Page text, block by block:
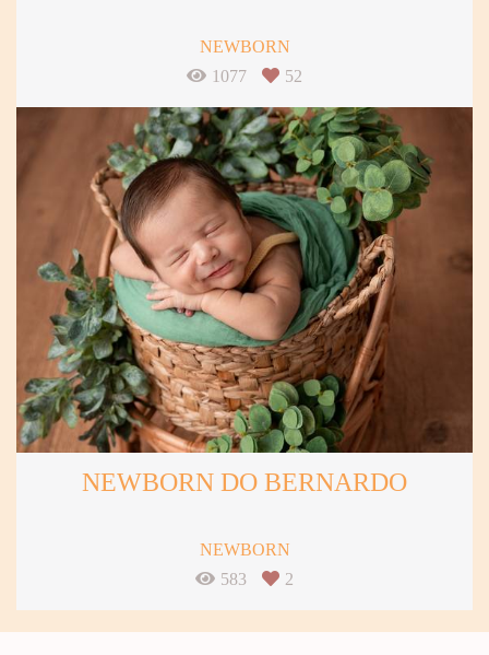
NEWBORN
1077
52
NEWBORN DO BERNARDO
NEWBORN
583
2